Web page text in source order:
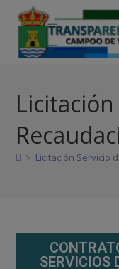
> Licitación Servicio
SERVICIOS